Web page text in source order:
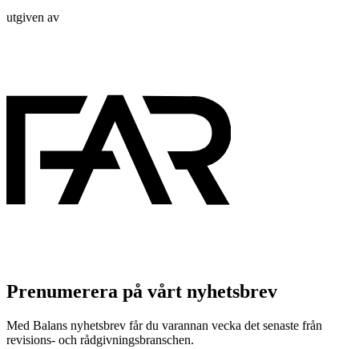
utgiven av
Prenumerera på vårt nyhetsbrev
Med Balans nyhetsbrev får du varannan vecka det senaste från
revisions- och rådgivningsbranschen.